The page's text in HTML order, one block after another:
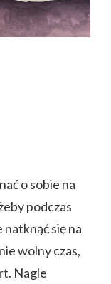
o sobie na
podczas
się na
wolny czas,
Nagle